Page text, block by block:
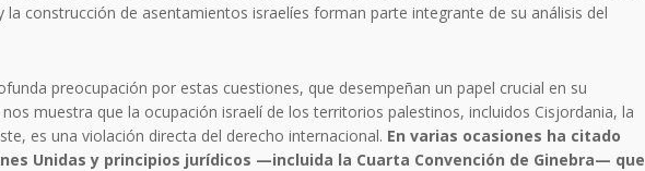
construcción de asentamientos israelíes forman parte integrante de su análisis del
preocupación por estas cuestiones, que desempeñan un papel crucial en su
muestra que la ocupación israelí de los territorios palestinos, incluidos Cisjordania, la
es una violación directa del derecho internacional. En varias ocasiones ha citado
Unidas y principios jurídicos —incluida la Cuarta Convención de Ginebra— que